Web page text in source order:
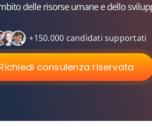
delle risorse umane e dello
+150.000 candidati supportati
consulenza riservata